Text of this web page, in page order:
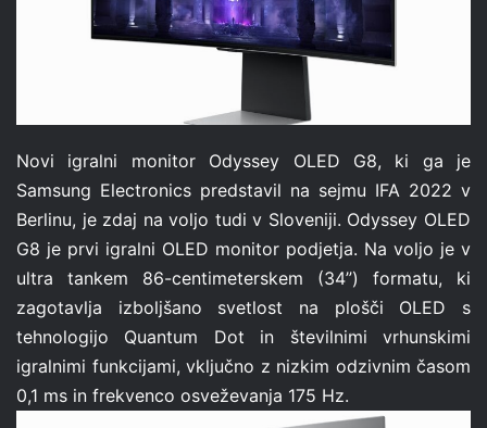
Novi igralni monitor Odyssey OLED G8, ki ga je
Samsung Electronics predstavil na sejmu IFA 2022 v
Berlinu, je zdaj na voljo tudi v Sloveniji. Odyssey OLED
G8 je prvi igralni OLED monitor podjetja. Na voljo je v
ultra tankem 86-centimeterskem (34”) formatu, ki
zagotavlja izboljšano svetlost na plošči OLED s
tehnologijo Quantum Dot in številnimi vrhunskimi
igralnimi funkcijami, vključno z nizkim odzivnim časom
0,1 ms in frekvenco osveževanja 175 Hz.